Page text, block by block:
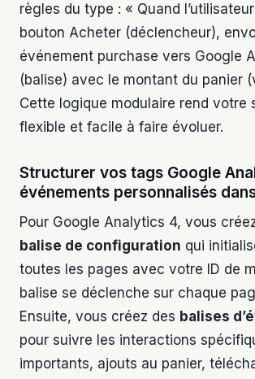
règles du type : « Quand
bouton Acheter (déclencheur),
événement purchase vers Google
(balise) avec le montant du panier
Cette logique modulaire rend votre
flexible et facile à faire évoluer.
Structurer vos tags Google
événements personnalisés
Pour Google Analytics 4, vous
balise de configuration qui
toutes les pages avec votre ID de
balise se déclenche sur chaque
Ensuite, vous créez des balises
pour suivre les interactions
importants, ajouts au panier,